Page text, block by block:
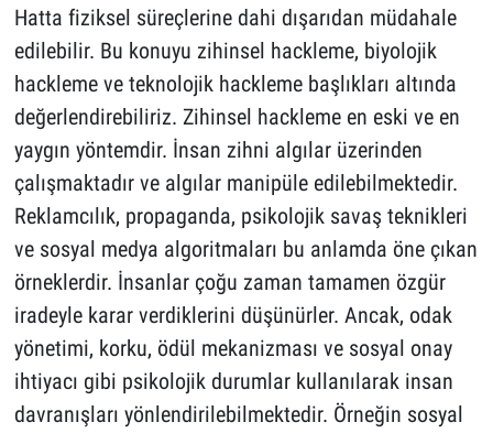
Hatta fiziksel süreçlerine dahi dışarıdan müdahale
edilebilir. Bu konuyu zihinsel hackleme, biyolojik
hackleme ve teknolojik hackleme başlıkları altında
değerlendirebiliriz. Zihinsel hackleme en eski ve en
yaygın yöntemdir. İnsan zihni algılar üzerinden
çalışmaktadır ve algılar manipüle edilebilmektedir.
Reklamcılık, propaganda, psikolojik savaş teknikleri
ve sosyal medya algoritmaları bu anlamda öne çıkan
örneklerdir. İnsanlar çoğu zaman tamamen özgür
iradeyle karar verdiklerini düşünürler. Ancak, odak
yönetimi, korku, ödül mekanizması ve sosyal onay
ihtiyacı gibi psikolojik durumlar kullanılarak insan
davranışları yönlendirilebilmektedir. Örneğin sosyal